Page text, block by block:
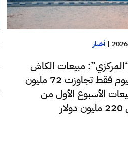
|أخبار
مبيعات الكاش
للدولار اليوم فقط تجاوزت 72 مليون
الأسبوع الأول من